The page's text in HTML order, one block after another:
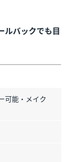
ルバックでも目
可能・メイク